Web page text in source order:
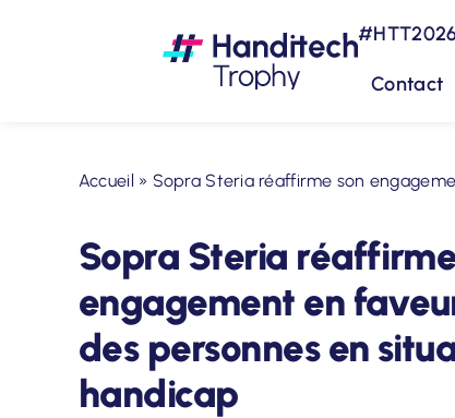
Contact
Accueil » Sopra Steria réaffirme son
Sopra Steria
engagement en
des personnes en
handicap